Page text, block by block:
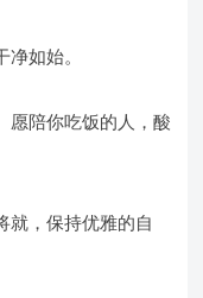
如始。
愿陪你吃饭的人，酸
就，保持优雅的自